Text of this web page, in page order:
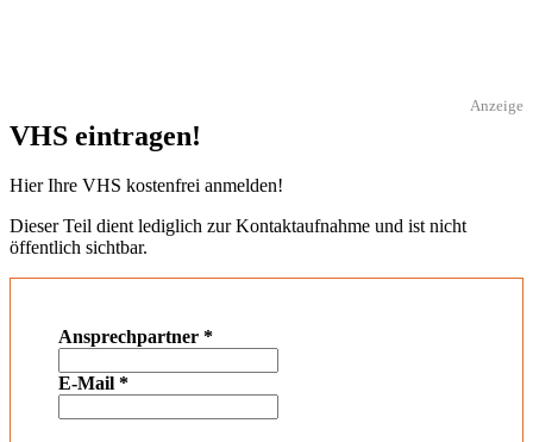
Anzeige
VHS eintragen!
Hier Ihre VHS kostenfrei anmelden!
Dieser Teil dient lediglich zur Kontaktaufnahme und ist nicht
öffentlich sichtbar.
Ansprechpartner *
E-Mail *